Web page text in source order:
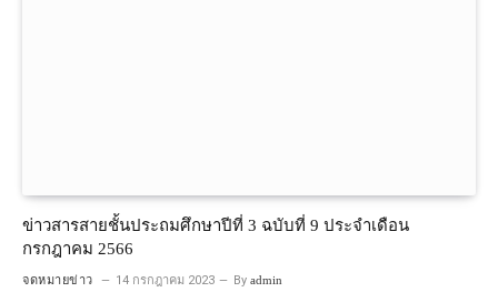
ข่าวสารสายชั้นประถมศึกษาปีที่ 3 ฉบับที่ 9 ประจำเดือน
กรกฎาคม 2566
จดหมายข่าว 14 กรกฎาคม 2023 By admin